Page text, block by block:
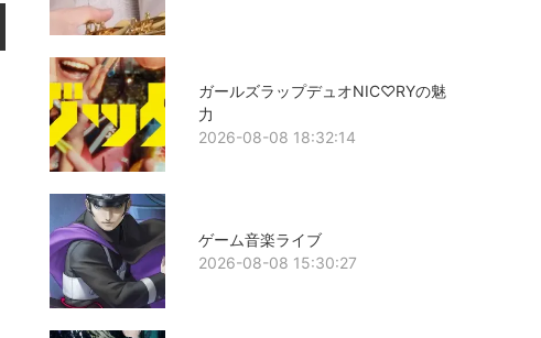
ガールズラップデュオNIC♡RYの魅
力
2026-08-08 18:32:14
ゲーム音楽ライブ
2026-08-08 15:30:27